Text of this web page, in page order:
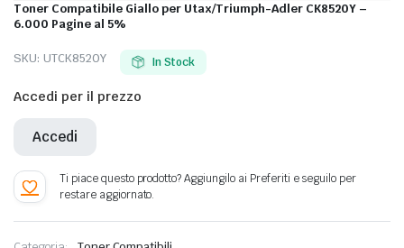
Toner Compatibile Giallo per Utax/Triumph-Adler CK8520Y –
6.000 Pagine al 5%
SKU: UTCK8520Y In Stock
Accedi per il prezzo
Accedi